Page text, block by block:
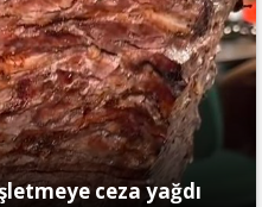
ceza yağdı